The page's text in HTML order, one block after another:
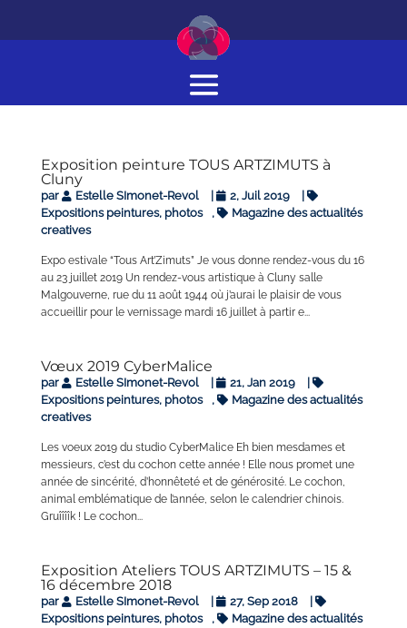
Exposition peinture TOUS ARTZIMUTS à
Cluny
par Estelle SImonet-Revol 2, Juil 2019
Expositions peintures, photos
,
Magazine des actualités
creatives
Expo estivale “Tous Art’Zimuts” Je vous donne rendez-vous du 16
au 23 juillet 2019 Un rendez-vous artistique à Cluny salle
Malgouverne, rue du 11 août 1944 où j’aurai le plaisir de vous
accueillir pour le vernissage mardi 16 juillet à partir e...
Vœux 2019 CyberMalice
par Estelle SImonet-Revol 21, Jan 2019
Expositions peintures, photos
,
Magazine des actualités
creatives
Les voeux 2019 du studio CyberMalice Eh bien mesdames et
messieurs, c’est du cochon cette année ! Elle nous promet une
année de sincérité, d’honnêteté et de générosité. Le cochon,
animal emblématique de l’année, selon le calendrier chinois.
Gruîîîîk ! Le cochon...
Exposition Ateliers TOUS ARTZIMUTS – 15 &
16 décembre 2018
par Estelle SImonet-Revol 27, Sep 2018
Expositions peintures, photos
,
Magazine des actualités